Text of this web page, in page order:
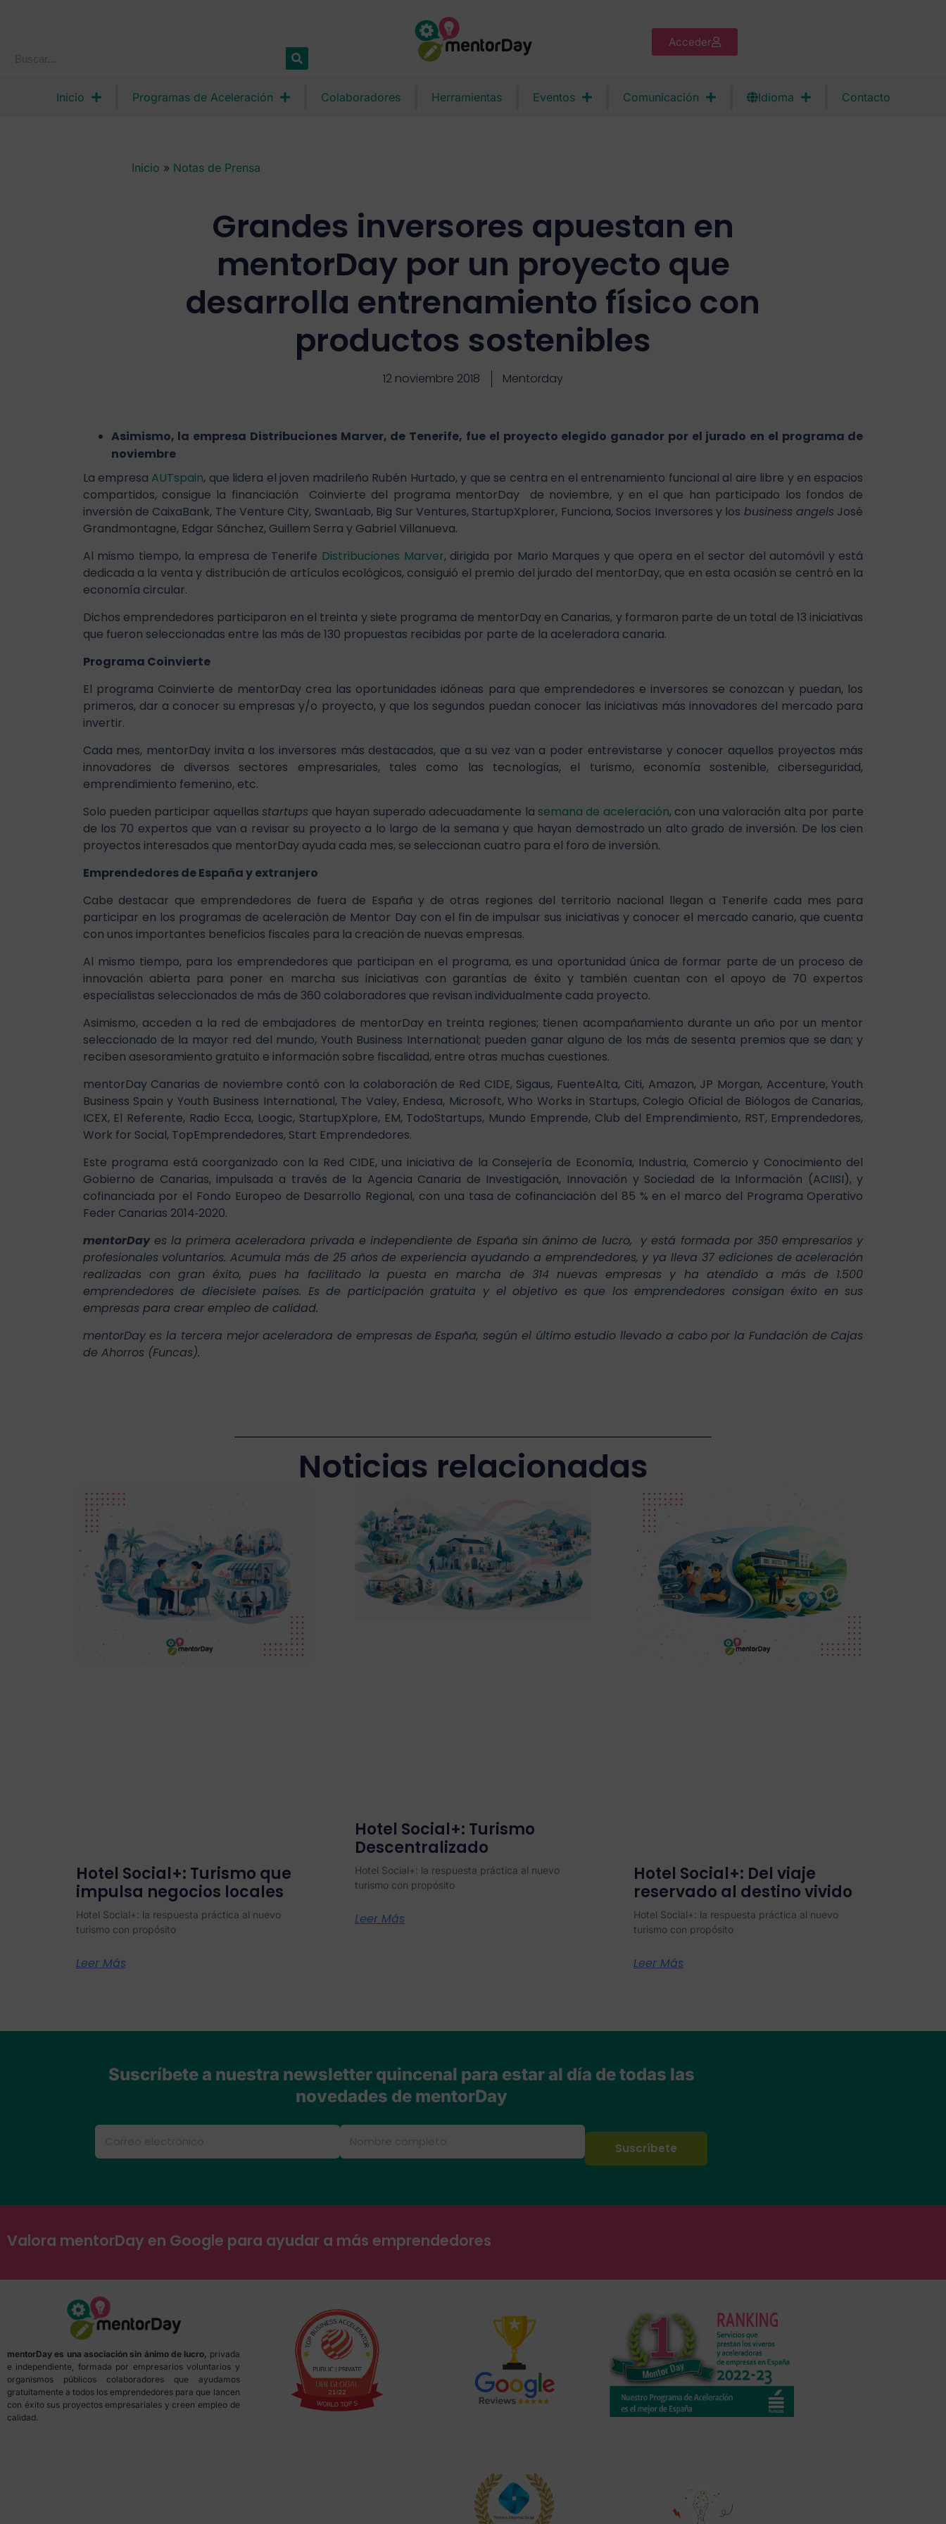
Acceder
Inicio Programas de Aceleración Colaboradores Herramientas Eventos Comunicación Idioma Contacto
Inicio » Notas de Prensa
Grandes inversores apuestan en
mentorDay por un proyecto que
desarrolla entrenamiento físico con
productos sostenibles
12 noviembre 2018 Mentorday
Asimismo, la empresa Distribuciones Marver, de Tenerife, fue el proyecto elegido ganador por el jurado en el programa de
noviembre
La empresa AUTspain, que lidera el joven madrileño Rubén Hurtado, y que se centra en el entrenamiento funcional al aire libre y en espacios
compartidos, consigue la financiación Coinvierte del programa mentorDay de noviembre, y en el que han participado los fondos de
inversión de CaixaBank, The Venture City, SwanLaab, Big Sur Ventures, StartupXplorer, Funciona, Socios Inversores y los business angels José
Grandmontagne, Edgar Sánchez, Guillem Serra y Gabriel Villanueva.
Al mismo tiempo, la empresa de Tenerife Distribuciones Marver, dirigida por Mario Marques y que opera en el sector del automóvil y está
dedicada a la venta y distribución de artículos ecológicos, consiguió el premio del jurado del mentorDay, que en esta ocasión se centró en la
economía circular.
Dichos emprendedores participaron en el treinta y siete programa de mentorDay en Canarias, y formaron parte de un total de 13 iniciativas
que fueron seleccionadas entre las más de 130 propuestas recibidas por parte de la aceleradora canaria.
Programa Coinvierte
El programa Coinvierte de mentorDay crea las oportunidades idóneas para que emprendedores e inversores se conozcan y puedan, los
primeros, dar a conocer su empresas y/o proyecto, y que los segundos puedan conocer las iniciativas más innovadores del mercado para
invertir.
Cada mes, mentorDay invita a los inversores más destacados, que a su vez van a poder entrevistarse y conocer aquellos proyectos más
innovadores de diversos sectores empresariales, tales como las tecnologías, el turismo, economía sostenible, ciberseguridad,
emprendimiento femenino, etc.
Solo pueden participar aquellasstartups que hayan superado adecuadamente la semana de aceleración, con una valoración alta por parte
de los 70 expertos que van a revisar su proyecto a lo largo de la semana y que hayan demostrado un alto grado de inversión. De los cien
proyectos interesados que mentorDay ayuda cada mes, se seleccionan cuatro para el foro de inversión.
Emprendedores de España y extranjero
Cabe destacar que emprendedores de fuera de España y de otras regiones del territorio nacional llegan a Tenerife cada mes para
participar en los programas de aceleración de Mentor Day con el fin de impulsar sus iniciativas y conocer el mercado canario, que cuenta
con unos importantes beneficios fiscales para la creación de nuevas empresas.
Al mismo tiempo, para los emprendedores que participan en el programa, es una oportunidad única de formar parte de un proceso de
innovación abierta para poner en marcha sus iniciativas con garantías de éxito y también cuentan con el apoyo de 70 expertos
especialistas seleccionados de más de 360 colaboradores que revisan individualmente cada proyecto.
Asimismo, acceden a la red de embajadores de mentorDay en treinta regiones; tienen acompañamiento durante un año por un mentor
seleccionado de la mayor red del mundo, Youth Business International; pueden ganar alguno de los más de sesenta premios que se dan; y
reciben asesoramiento gratuito e información sobre fiscalidad, entre otras muchas cuestiones.
mentorDay Canarias de noviembre contó con la colaboración de Red CIDE, Sigaus, FuenteAlta, Citi, Amazon, JP Morgan, Accenture, Youth
Business Spain y Youth Business International, The Valey, Endesa, Microsoft, Who Works in Startups, Colegio Oficial de Biólogos de Canarias,
ICEX, El Referente, Radio Ecca, Loogic, StartupXplore, EM, TodoStartups, Mundo Emprende, Club del Emprendimiento, RST, Emprendedores,
Work for Social, TopEmprendedores, Start Emprendedores.
Este programa está coorganizado con la Red CIDE, una iniciativa de la Consejería de Economía, Industria, Comercio y Conocimiento del
Gobierno de Canarias, impulsada a través de la Agencia Canaria de Investigación, Innovación y Sociedad de la Información (ACIISI), y
cofinanciada por el Fondo Europeo de Desarrollo Regional, con una tasa de cofinanciación del 85 % en el marco del Programa Operativo
Feder Canarias 2014‐2020.
mentorDayes la primera aceleradora privada e independiente de España sin ánimo de lucro, y está formada por 350 empresarios y
profesionales voluntarios. Acumula más de 25 años de experiencia ayudando a emprendedores, y ya lleva 37 ediciones de aceleración
realizadas con gran éxito, pues ha facilitado la puesta en marcha de 314 nuevas empresas y ha atendido a más de 1.500
emprendedores de diecisiete países. Es de participación gratuita y el objetivo es que los emprendedores consigan éxito en sus
empresas para crear empleo de calidad.
mentorDay es la tercera mejor aceleradora de empresas de España, según el último estudio llevado a cabo por la Fundación de Cajas
de Ahorros (Funcas).
Noticias relacionadas
Hotel Social+: Turismo que
impulsa negocios locales
Hotel Social+: la respuesta práctica al nuevo
turismo con propósito
Leer Más
Hotel Social+: Turismo
Descentralizado
Hotel Social+: la respuesta práctica al nuevo
turismo con propósito
Leer Más
Hotel Social+: Del viaje
reservado al destino vivido
Hotel Social+: la respuesta práctica al nuevo
turismo con propósito
Leer Más
Suscríbete a nuestra newsletter quincenal para estar al día de todas las
novedades de mentorDay
Valora mentorDay en Google para ayudar a más emprendedores
mentorDay es una asociación sin ánimo de lucro, privada
e independiente, formada por empresarios voluntarios y
organismos públicos colaboradores que ayudamos
gratuitamente a todos los emprendedores para que lancen
con éxito sus proyectos empresariales y creen empleo de
calidad.